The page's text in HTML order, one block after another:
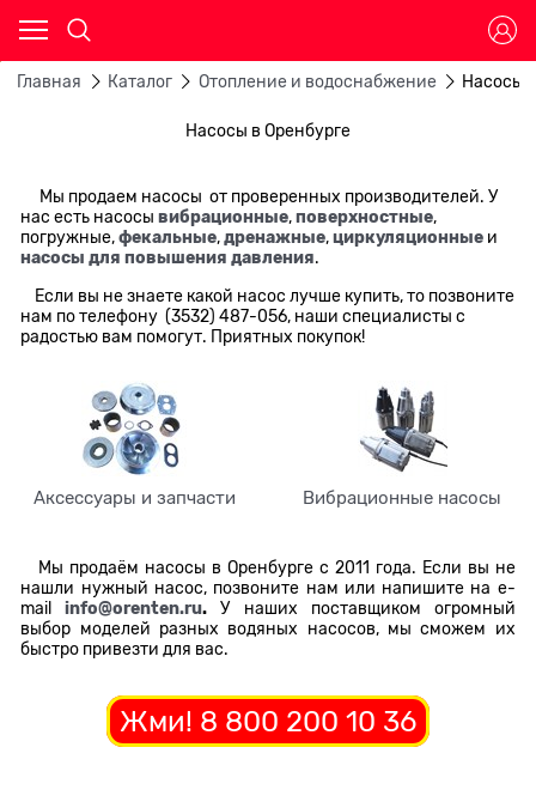
Главная Каталог Отопление и водоснабжение Насосы
Насосы в Оренбурге
Мы продаем насосы от проверенных производителей. У
нас есть насосывибрационные,поверхностные,
погружные,фекальные,дренажные,циркуляционные и
насосы для повышения давления.
Если вы не знаете какой насос лучше купить, то позвоните
нам по телефону (3532) 487-056, наши специалисты с
радостью вам помогут. Приятных покупок!
Аксессуары и запчасти Вибрационные насосы
Мы продаём насосы в Оренбурге с 2011 года. Если вы не
нашли нужный насос, позвоните нам или напишите на e-
mailinfo@orenten.ru.У наших поставщиком огромный
выбор моделей разных водяных насосов, мы сможем их
быстро привезти для вас.
Жми! 8 800 200 10 36